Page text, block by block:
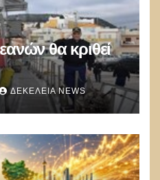
θα κριθεί
ΔΕΚΈΛΕΙΑ NEWS